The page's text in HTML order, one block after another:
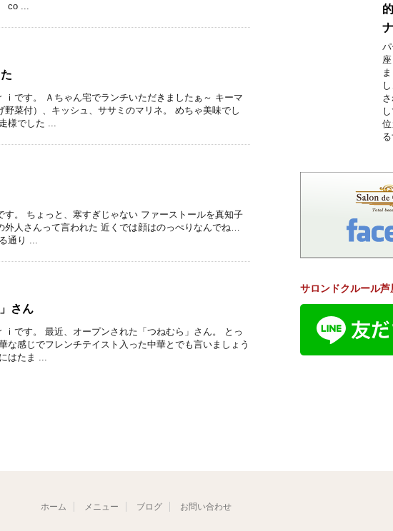
co ...
ｉです。 Ａちゃん宅でランチいただきましたぁ～ キーマ
野菜付）、キッシュ、ササミのマリネ。 めちゃ美味でし
様でした ...
す。 ちょっと、寒すぎじゃない ファーストールを真知子
外人さんって言われた 近くでは顔はのっぺりなんでね…
通り ...
さん
ｉです。 最近、オープンされた「つねむら」さん。 とっ
な感じでフレンチテイスト入った中華とでも言いましょう
はたま ...
サロンドクルール芦
ホーム メニュー ブログ お問い合わせ